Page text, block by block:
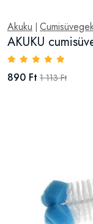
Akuku
AKUKU
890 Ft 1 113 Ft